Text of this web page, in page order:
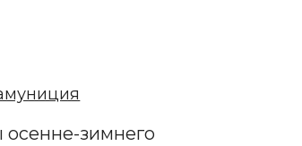
осенне-зимнего